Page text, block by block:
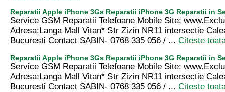
Reparatii Apple iPhone 3Gs Reparatii iPhone 3G Reparatii in
Service GSM Reparatii Telefoane Mobile Site:
Adresa:Langa Mall Vitan* Str Zizin NR11 intersectie
Bucuresti Contact SABIN- 0768 335 056 / ... Citeste
Reparatii Apple iPhone 3Gs Reparatii iPhone 3G Reparatii in
Service GSM Reparatii Telefoane Mobile Site:
Adresa:Langa Mall Vitan* Str Zizin NR11 intersectie
Bucuresti Contact SABIN- 0768 335 056 / ... Citeste